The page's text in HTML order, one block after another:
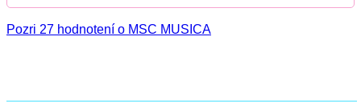
Pozri 27 hodnotení o MSC MUSICA